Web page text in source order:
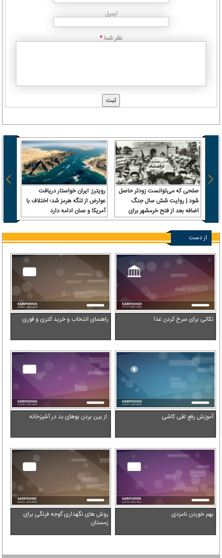
ایمیل
نظر شما *
صلحی که می‌توانست زودتر حاصل
شود | روایت شش سال جنگ
اضافه بعد از فتح خرمشهر برای
تنبیه متجاوز
رویترز: ایران خواستار دریافت
عوارض از تنگه هرمز شد؛ اختلاف با
آمریکا و عمان ادامه دارد
از دست
ندهید
نکاتی برای سرخ کردن غذا راهنمای انتخاب و خرید کتری و قوری
آموزش رفع لقی کاشی از بین بردن بوهای بد در آشپزخانه
بهم خوردن نامزدی
روش های نگهداری گوجه فرنگی برای
زمستان